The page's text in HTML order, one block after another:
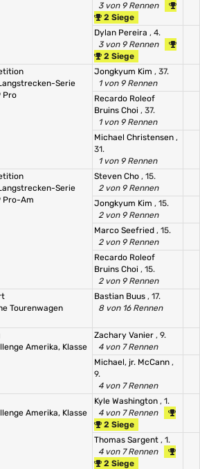
3 von 9 Rennen
2 Siege
Dylan Pereira , 4.
3 von 9 Rennen
2 Siege
Serie
Pro
Jongkyum Kim , 37.
1 von 9 Rennen
Recardo Roleof
Bruins Choi , 37.
1 von 9 Rennen
Michael Christensen ,
31.
1 von 9 Rennen
Serie
Pro-Am
Steven Cho , 15.
2 von 9 Rennen
Jongkyum Kim , 15.
2 von 9 Rennen
Marco Seefried , 15.
2 von 9 Rennen
Recardo Roleof
Bruins Choi , 15.
2 von 9 Rennen
Tourenwagen
Bastian Buus , 17.
8 von 16 Rennen
Amerika, Klasse
Zachary Vanier , 9.
4 von 7 Rennen
Michael, jr. McCann ,
9.
4 von 7 Rennen
Amerika, Klasse
Kyle Washington , 1.
4 von 7 Rennen
2 Siege
Thomas Sargent , 1.
4 von 7 Rennen
2 Siege